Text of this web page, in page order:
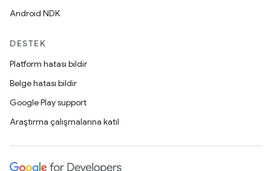
Android NDK
DESTEK
Platform hatası bildir
Belge hatası bildir
Google Play support
Araştırma çalışmalarına katıl